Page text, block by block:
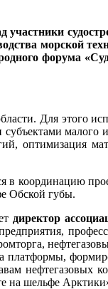
участники
морской
форума
Для этого
малого
оптимизация
в координацию
Обской губы.
директор
платформы,
на шельфе